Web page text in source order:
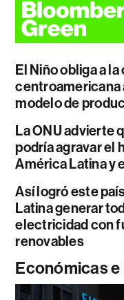
El Niño obliga a
centroamericana
modelo de
La ONU advierte
podría agravar el
América Latina y
Así logró este
Latina generar
electricidad con
renovables
Económicas